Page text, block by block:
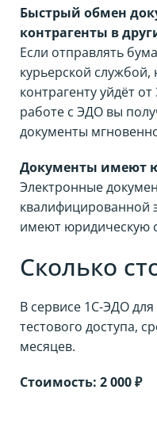
Быстрый обмен
контрагенты в
Если отправлять
курьерской службой,
контрагенту уйдёт
работе с ЭДО вы
документы
Документы имеют
Электронные
квалифицированной
имеют юридическую
Сколько
В сервисе 1С-ЭДО
тестового доступа,
месяцев.
Стоимость: 2 000 ₽